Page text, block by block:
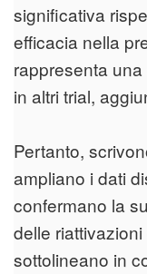
significativa
efficacia nella
rappresenta
in altri trial,
Pertanto,
ampliano i dati
confermano la
delle riattivazioni
sottolineano in